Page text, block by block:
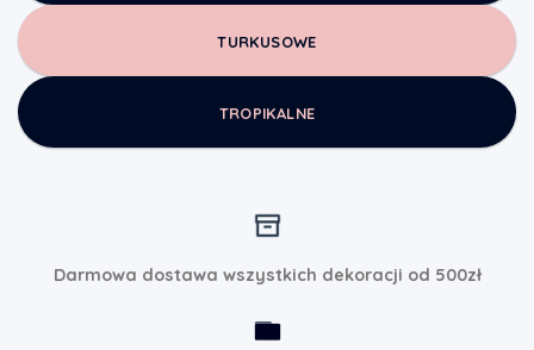
TURKUSOWE
TROPIKALNE
Darmowa dostawa wszystkich dekoracji od 500zł